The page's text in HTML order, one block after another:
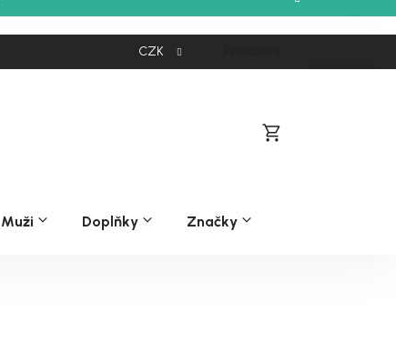
CZK
Nákupní
Muži Doplňky Značky